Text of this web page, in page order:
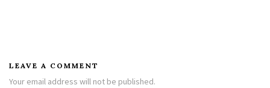
LEAVE A COMMENT
Your email address will not be published.